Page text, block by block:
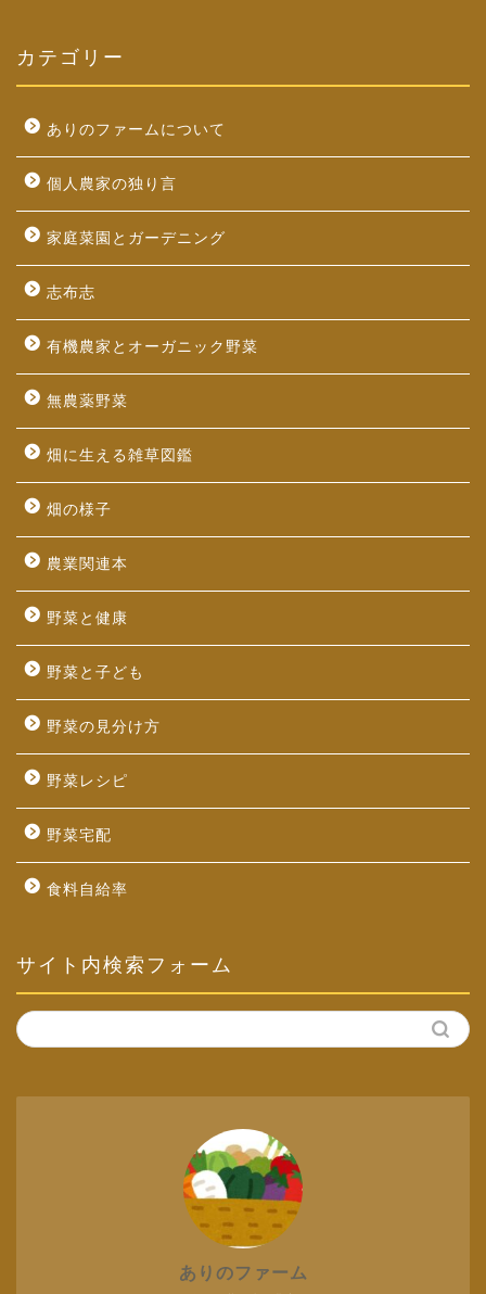
カテゴリー
ありのファームについて
個人農家の独り言
家庭菜園とガーデニング
志布志
有機農家とオーガニック野菜
無農薬野菜
畑に生える雑草図鑑
畑の様子
農業関連本
野菜と健康
野菜と子ども
野菜の見分け方
野菜レシピ
野菜宅配
食料自給率
サイト内検索フォーム
ありのファーム